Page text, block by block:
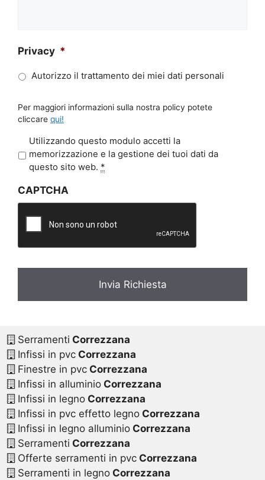
Privacy *
Autorizzo il trattamento dei miei dati personali
Per maggiori informazioni sulla nostra policy potete
cliccare qui!
r
a
c
*
Utilizzando questo modulo accetti la
memorizzazione e la gestione dei tuoi dati da
questo sito web. *
CAPTCHA
Serramenti Correzzana
Infissi in pvcCorrezzana
Finestre in pvcCorrezzana
Infissi in alluminioCorrezzana
Infissi in legnoCorrezzana
Infissi in pvc effetto legnoCorrezzana
Infissi in legno alluminioCorrezzana
Serramenti Correzzana
Offerte serramenti in pvcCorrezzana
Serramenti in legnoCorrezzana